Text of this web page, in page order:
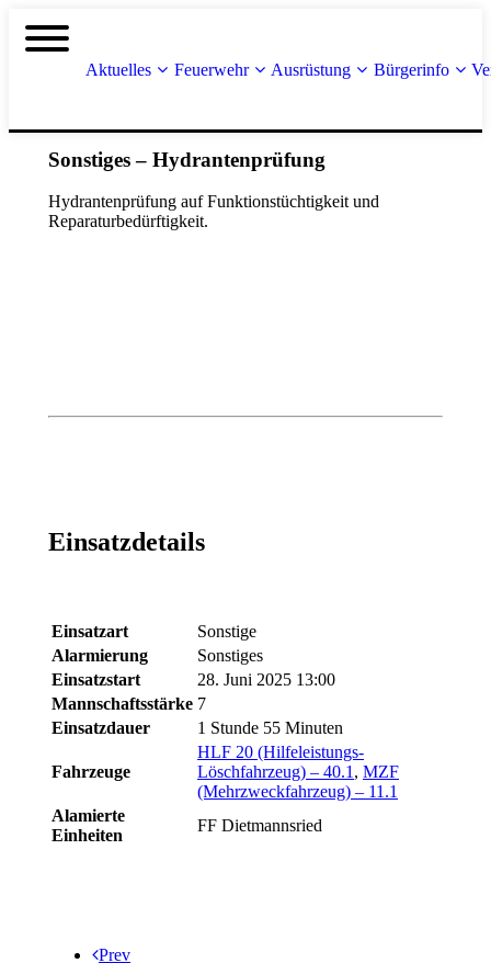
Aktuelles Feuerwehr Ausrüstung Bürgerinfo
Sonstiges – Hydrantenprüfung
Hydrantenprüfung auf Funktionstüchtigkeit und
Reparaturbedürftigkeit.
Einsatzdetails
Einsatzart
Sonstige
Alarmierung
Sonstiges
Einsatzstart
28. Juni 2025 13:00
Mannschaftsstärke 7
Einsatzdauer
1 Stunde 55 Minuten
Fahrzeuge
HLF 20 (Hilfeleistungs-
Löschfahrzeug) – 40.1 , MZF
(Mehrzweckfahrzeug) – 11.1
Alamierte
Einheiten
FF Dietmannsried
Prev